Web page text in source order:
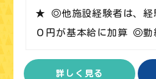
★ ◎他施設経験者は、経
０円が基本給に加算 ◎
詳しく見る